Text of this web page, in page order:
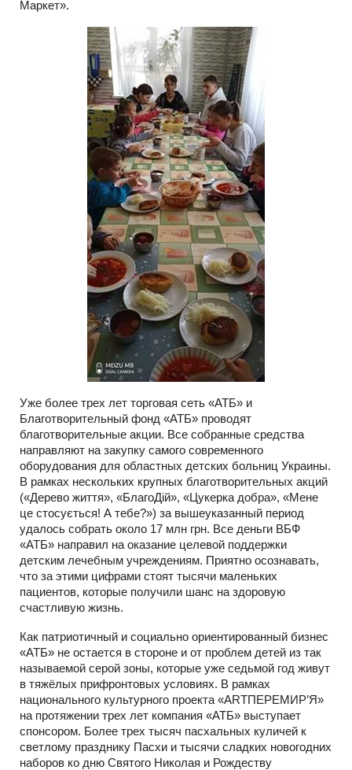
Маркет».
Уже более трех лет торговая сеть «АТБ» и
Благотворительный фонд «АТБ» проводят
благотворительные акции. Все собранные средства
направляют на закупку самого современного
оборудования для областных детских больниц Украины.
В рамках нескольких крупных благотворительных акций
(«Дерево життя», «БлагоДій», «Цукерка добра», «Мене
це стосується! А тебе?») за вышеуказанный период
удалось собрать около 17 млн грн. Все деньги ВБФ
«АТБ» направил на оказание целевой поддержки
детским лечебным учреждениям. Приятно осознавать,
что за этими цифрами стоят тысячи маленьких
пациентов, которые получили шанс на здоровую
счастливую жизнь.
Как патриотичный и социально ориентированный бизнес
«АТБ» не остается в стороне и от проблем детей из так
называемой серой зоны, которые уже седьмой год живут
в тяжёлых прифронтовых условиях. В рамках
национального культурного проекта «ARTПЕРЕМИР’Я»
на протяжении трех лет компания «АТБ» выступает
спонсором. Более трех тысяч пасхальных куличей к
светлому празднику Пасхи и тысячи сладких новогодних
наборов ко дню Святого Николая и Рождеству